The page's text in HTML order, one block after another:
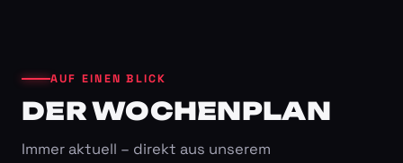
AUF EINEN BLICK
DER WOCHENPLAN
Immer aktuell – direkt aus unserem